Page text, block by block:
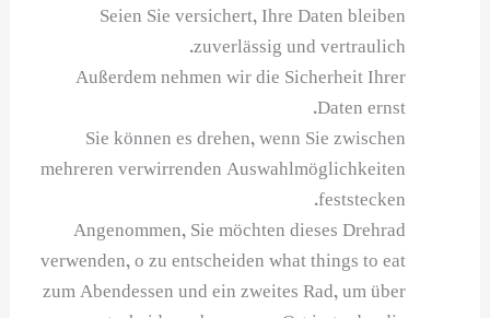
Seien Sie versichert, Ihre Daten bleiben
zuverlässig und vertraulich.
Außerdem nehmen wir die Sicherheit Ihrer
Daten ernst.
Sie können es drehen, wenn Sie zwischen
mehreren verwirrenden Auswahlmöglichkeiten
feststecken.
Angenommen, Sie möchten dieses Drehrad
verwenden, o zu entscheiden what things to eat
zum Abendessen und ein zweites Rad, um über